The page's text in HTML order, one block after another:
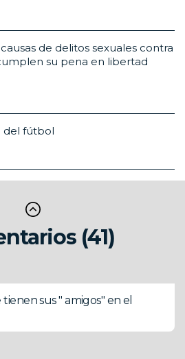
de delitos sexuales contra
su pena en libertad
del fútbol
(41)
sus " amigos" en el